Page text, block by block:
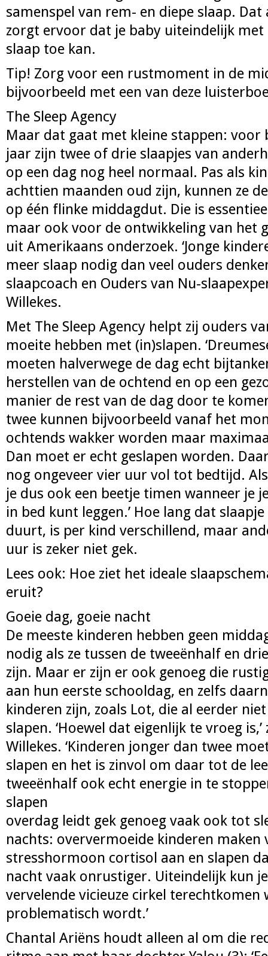
samenspel van rem- en diepe slaap. Dat
zorgt ervoor dat je baby uiteindelijk met
slaap toe kan.
Tip! Zorg voor een rustmoment in de
bijvoorbeeld met een van deze
The Sleep Agency
Maar dat gaat met kleine stappen: voor
jaar zijn twee of drie slaapjes van
op een dag nog heel normaal. Pas als
achttien maanden oud zijn, kunnen ze
op één flinke middagdut. Die is
maar ook voor de ontwikkeling van het
uit Amerikaans onderzoek. ‘Jonge
meer slaap nodig dan veel ouders
slaapcoach en Ouders van Nu-
Willekes.
Met The Sleep Agency helpt zij ouders
moeite hebben met (in)slapen.
moeten halverwege de dag echt
herstellen van de ochtend en op een
manier de rest van de dag door te
twee kunnen bijvoorbeeld vanaf het
ochtends wakker worden maar
Dan moet er echt geslapen worden.
nog ongeveer vier uur vol tot bedtijd.
je dus ook een beetje timen wanneer je
in bed kunt leggen.’ Hoe lang dat
duurt, is per kind verschillend, maar
uur is zeker niet gek.
Lees ook: Hoe ziet het ideale
eruit?
Goeie dag, goeie nacht
De meeste kinderen hebben geen
nodig als ze tussen de tweeënhalf en
zijn. Maar er zijn er ook genoeg die
aan hun eerste schooldag, en zelfs
kinderen zijn, zoals Lot, die al eerder
slapen. ‘Hoewel dat eigenlijk te vroeg is,’
Willekes. ‘Kinderen jonger dan twee
slapen en het is zinvol om daar tot de
tweeënhalf ook echt energie in te
slapen
overdag leidt gek genoeg vaak ook tot
nachts: oververmoeide kinderen maken
stresshormoon cortisol aan en slapen
nacht vaak onrustiger. Uiteindelijk kun
vervelende vicieuze cirkel terechtkomen
problematisch wordt.’
Chantal Ariëns houdt alleen al om die